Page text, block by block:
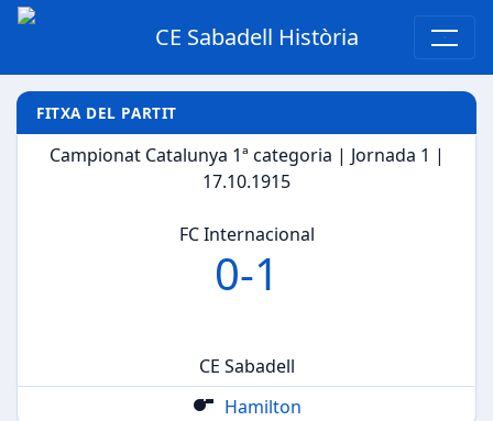
CE Sabadell Història
FITXA DEL PARTIT
Campionat Catalunya 1ª categoria | Jornada 1 |
17.10.1915
FC Internacional
0-1
CE Sabadell
Hamilton